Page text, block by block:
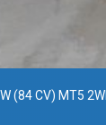
(84 CV) MT5